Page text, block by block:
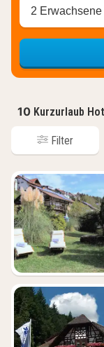
2
10 Kurzurlaub
Filter